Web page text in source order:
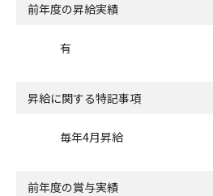
前年度の昇給実績
有
昇給に関する特記事項
毎年4月昇給
前年度の賞与実績